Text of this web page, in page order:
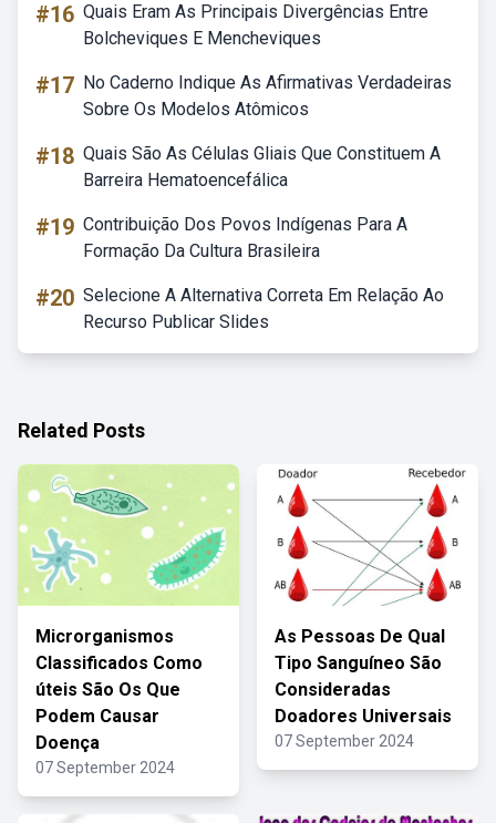
#16 Quais Eram As Principais Divergências Entre
Bolcheviques E Mencheviques
#17 No Caderno Indique As Afirmativas Verdadeiras
Sobre Os Modelos Atômicos
#18 Quais São As Células Gliais Que Constituem A
Barreira Hematoencefálica
#19 Contribuição Dos Povos Indígenas Para A
Formação Da Cultura Brasileira
#20 Selecione A Alternativa Correta Em Relação Ao
Recurso Publicar Slides
Related Posts
Microrganismos
Classificados Como
úteis São Os Que
Podem Causar
Doença
07 September 2024
As Pessoas De Qual
Tipo Sanguíneo São
Consideradas
Doadores Universais
07 September 2024